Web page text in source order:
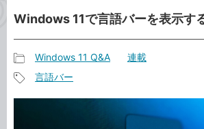
ト
Windows 11で言語バーを表示す
事
カ
Windows 11 Q&A 連載
言語バー